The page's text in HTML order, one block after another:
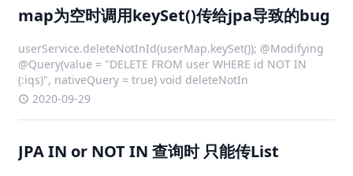
map为空时调用keySet()传给jpa导致的bug
userService.deleteNotInId(userMap.keySet()); @Modifying
@Query(value = "DELETE FROM user WHERE id NOT IN
(:iqs)", nativeQuery = true) void deleteNotIn
2020-09-29
JPA IN or NOT IN 查询时 只能传List